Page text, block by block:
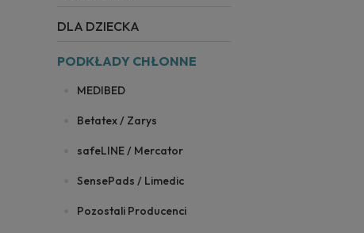
DLA DZIECKA
PODKŁADY CHŁONNE
MEDIBED
Betatex / Zarys
safeLINE / Mercator
SensePads / Limedic
Pozostali Producenci